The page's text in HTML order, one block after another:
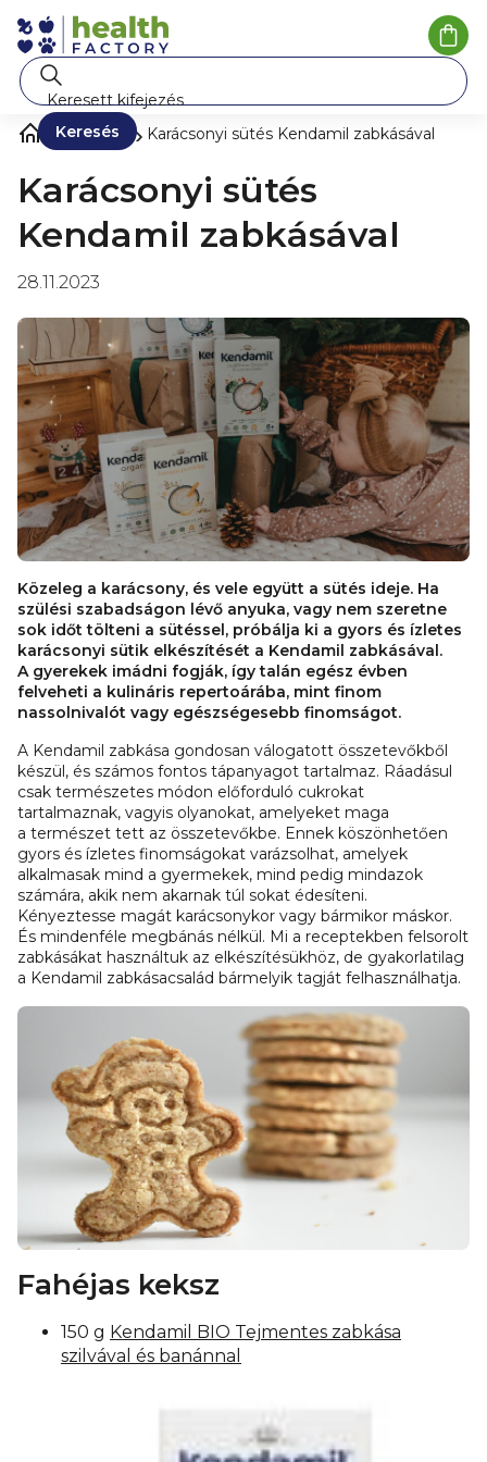
tartalomhoz
Keresés
Blog ❀ Karácsonyi sütés Kendamil zabkásával
Karácsonyi sütés
Kendamil zabkásával
28.11.2023
Közeleg a karácsony, és vele együtt a sütés ideje. Ha
szülési szabadságon lévő anyuka, vagy nem szeretne
sok időt tölteni a sütéssel, próbálja ki a gyors és ízletes
karácsonyi sütik elkészítését a Kendamil zabkásával.
A gyerekek imádni fogják, így talán egész évben
felveheti a kulináris repertoárába, mint finom
nassolnivalót vagy egészségesebb finomságot.
A Kendamil zabkása gondosan válogatott összetevőkből
készül, és számos fontos tápanyagot tartalmaz. Ráadásul
csak természetes módon előforduló cukrokat
tartalmaznak, vagyis olyanokat, amelyeket maga
a természet tett az összetevőkbe. Ennek köszönhetően
gyors és ízletes finomságokat varázsolhat, amelyek
alkalmasak mind a gyermekek, mind pedig mindazok
számára, akik nem akarnak túl sokat édesíteni.
Kényeztesse magát karácsonykor vagy bármikor máskor.
És mindenféle megbánás nélkül. Mi a receptekben felsorolt
zabkásákat használtuk az elkészítésükhöz, de gyakorlatilag
a Kendamil zabkásacsalád bármelyik tagját felhasználhatja.
Fahéjas keksz
150 g Kendamil BIO Tejmentes zabkása
szilvával és banánnal